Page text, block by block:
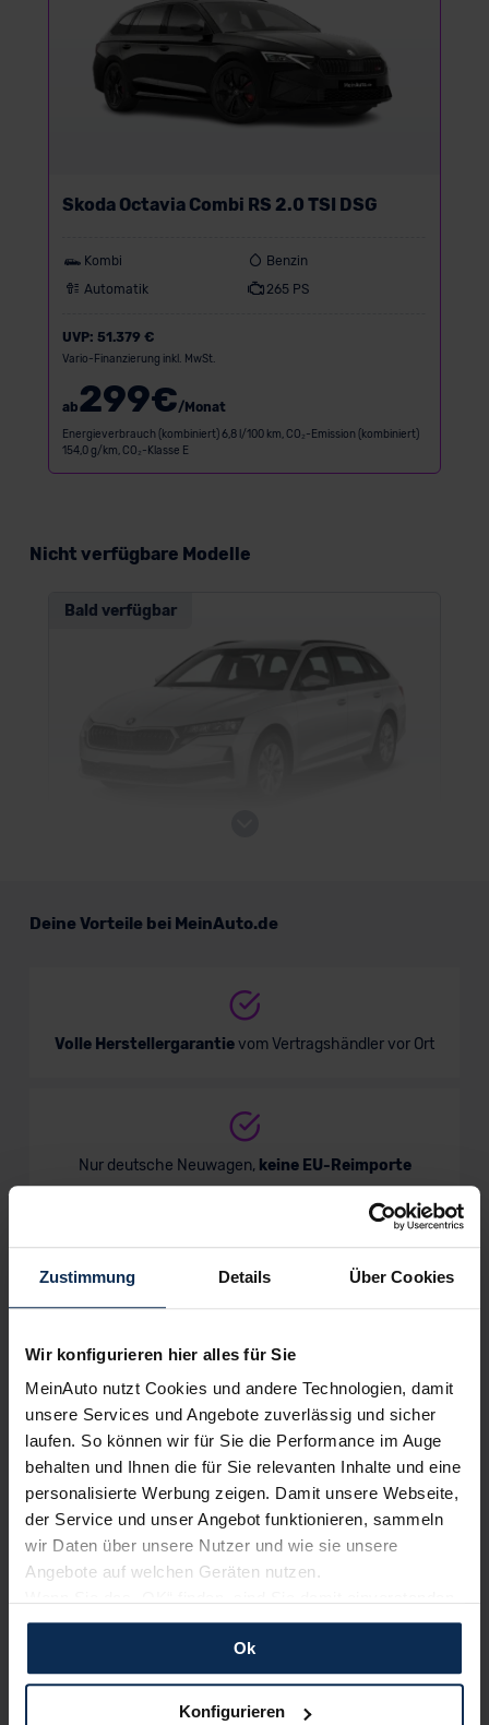
Zustimmung Details Über Cookies
Wir konfigurieren hier alles für Sie
MeinAuto nutzt Cookies und andere Technologien, damit
unsere Services und Angebote zuverlässig und sicher
laufen. So können wir für Sie die Performance im Auge
behalten und Ihnen die für Sie relevanten Inhalte und eine
personalisierte Werbung zeigen. Damit unsere Webseite,
der Service und unser Angebot funktionieren, sammeln
wir Daten über unsere Nutzer und wie sie unsere
Angebote auf welchen Geräten nutzen.
und erlauben uns Cookies für unseren Service zu
verwenden und diese Daten an Dritte weiterzugeben,
etwa an unsere Marketingpartner. Falls Sie dem nicht
zustimmen möchten, beschränken wir uns auf die
Ok
Konfigurieren
Skoda Octavia Combi RS 2.0 TSI DSG
Kombi
Benzin
Automatik
265 PS
UVP: 51.379 €
Vario-Finanzierung inkl. MwSt.
ab299€/Monat
Energieverbrauch (kombiniert) 6,8 l/100 km, CO₂-Emission (kombiniert)
154,0 g/km, CO₂-Klasse E
Nicht verfügbare Modelle
Bald verfügbar
Skoda Octavia Limousine Tour
Limousine
Verkauf startet in Kürze
Deine Vorteile bei MeinAuto.de
Volle Herstellergarantievom Vertragshändler vor Ort
Nur deutsche Neuwagen, keine EU-Reimporte
Alle Zahlungsarten: Barkauf, Finanzierung, Leasing
Keine Kosten: Unser Service ist für dich 100%
kostenfrei
Wir sind stolz auf eine hohe
Kundenzufriedenheit!
MeinAuto.de hat langjährige Erfahrungen auf dem
Neuwagenmarkt in Deutschland. Unsere Kunden haben
bewerten unsere Arbeit positiv.